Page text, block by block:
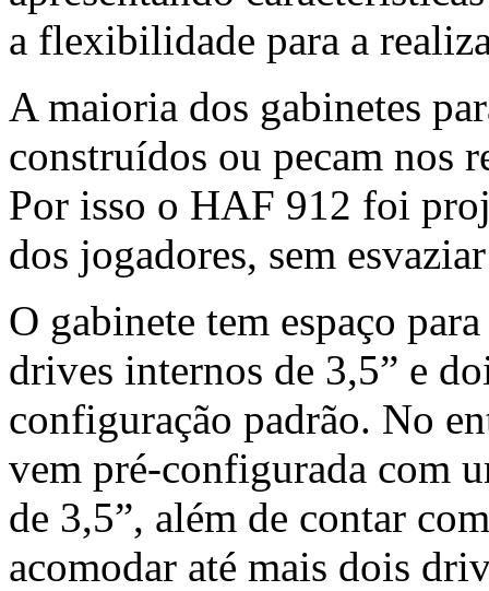
a flexibilidade para a
A maioria dos gabinetes
construídos ou pecam nos
Por isso o HAF 912 foi
dos jogadores, sem
O gabinete tem espaço
drives internos de 3,5” e
configuração padrão. No
vem pré-configurada com
de 3,5”, além de contar
acomodar até mais dois